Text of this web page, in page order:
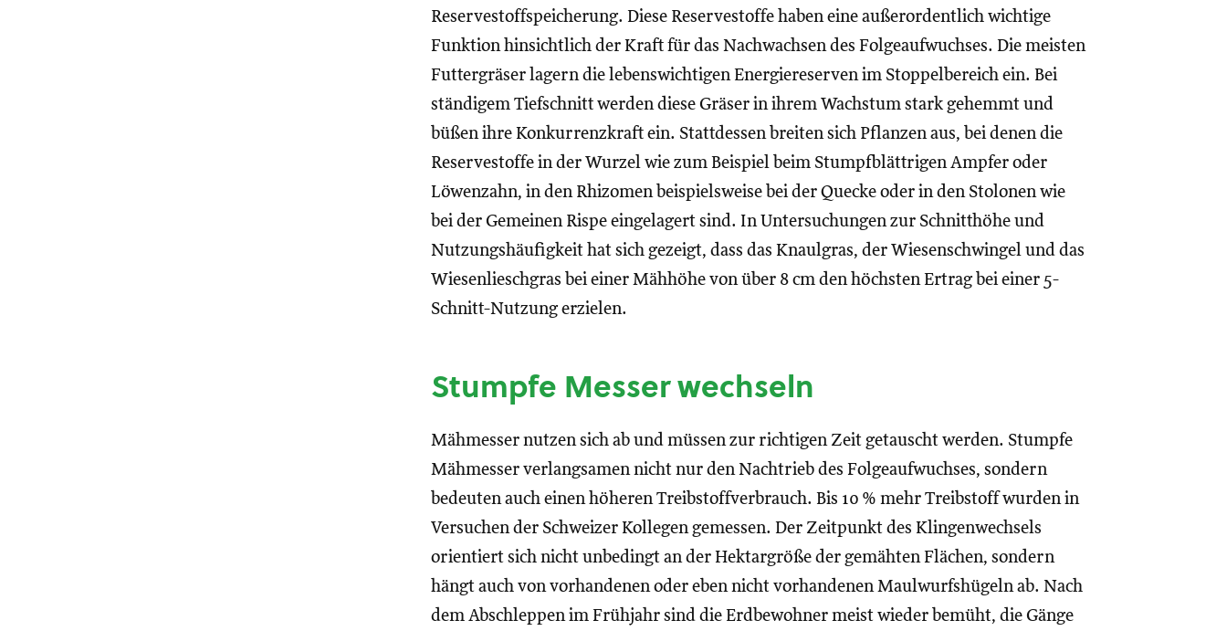
Reservestoffspeicherung. Diese Reservestoffe haben eine außerordentlich wichtige
Funktion hinsichtlich der Kraft für das Nachwachsen des Folgeaufwuchses. Die meisten
Futtergräser lagern die lebenswichtigen Energiereserven im Stoppelbereich ein. Bei
ständigem Tiefschnitt werden diese Gräser in ihrem Wachstum stark gehemmt und
büßen ihre Konkurrenzkraft ein. Stattdessen breiten sich Pflanzen aus, bei denen die
Reservestoffe in der Wurzel wie zum Beispiel beim Stumpfblättrigen Ampfer oder
Löwenzahn, in den Rhizomen beispielsweise bei der Quecke oder in den Stolonen wie
bei der Gemeinen Rispe eingelagert sind. In Untersuchungen zur Schnitthöhe und
Nutzungshäufigkeit hat sich gezeigt, dass das Knaulgras, der Wiesenschwingel und das
Wiesenlieschgras bei einer Mähhöhe von über 8 cm den höchsten Ertrag bei einer 5-
Schnitt-Nutzung erzielen.
Stumpfe Messer wechseln
Mähmesser nutzen sich ab und müssen zur richtigen Zeit getauscht werden. Stumpfe
Mähmesser verlangsamen nicht nur den Nachtrieb des Folgeaufwuchses, sondern
bedeuten auch einen höheren Treibstoffverbrauch. Bis 10 % mehr Treibstoff wurden in
Versuchen der Schweizer Kollegen gemessen. Der Zeitpunkt des Klingenwechsels
orientiert sich nicht unbedingt an der Hektargröße der gemähten Flächen, sondern
hängt auch von vorhandenen oder eben nicht vorhandenen Maulwurfshügeln ab. Nach
dem Abschleppen im Frühjahr sind die Erdbewohner meist wieder bemüht, die Gänge